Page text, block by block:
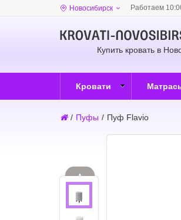
Новосибирск Работаем
Купить кровать в
Кровати
/ Пуфы / Пуф Flavio
▲